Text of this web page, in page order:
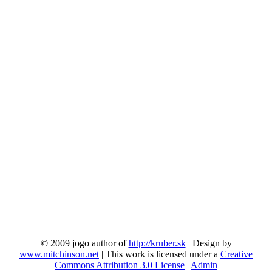
© 2009 jogo author ofhttp://kruber.sk| Design by
www.mitchinson.net | This work is licensed under a Creative
Commons Attribution 3.0 License | Admin